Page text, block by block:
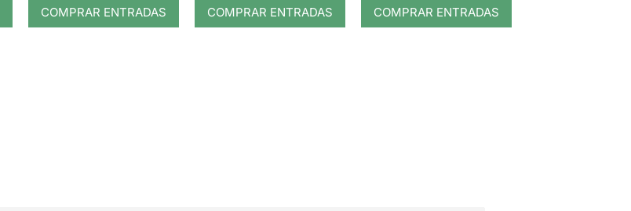
COMPRAR ENTRADAS COMPRAR ENTRADAS COMPRAR ENTRADAS